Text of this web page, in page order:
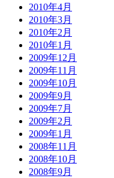
2010年4月
2010年3月
2010年2月
2010年1月
2009年12月
2009年11月
2009年10月
2009年9月
2009年7月
2009年2月
2009年1月
2008年11月
2008年10月
2008年9月